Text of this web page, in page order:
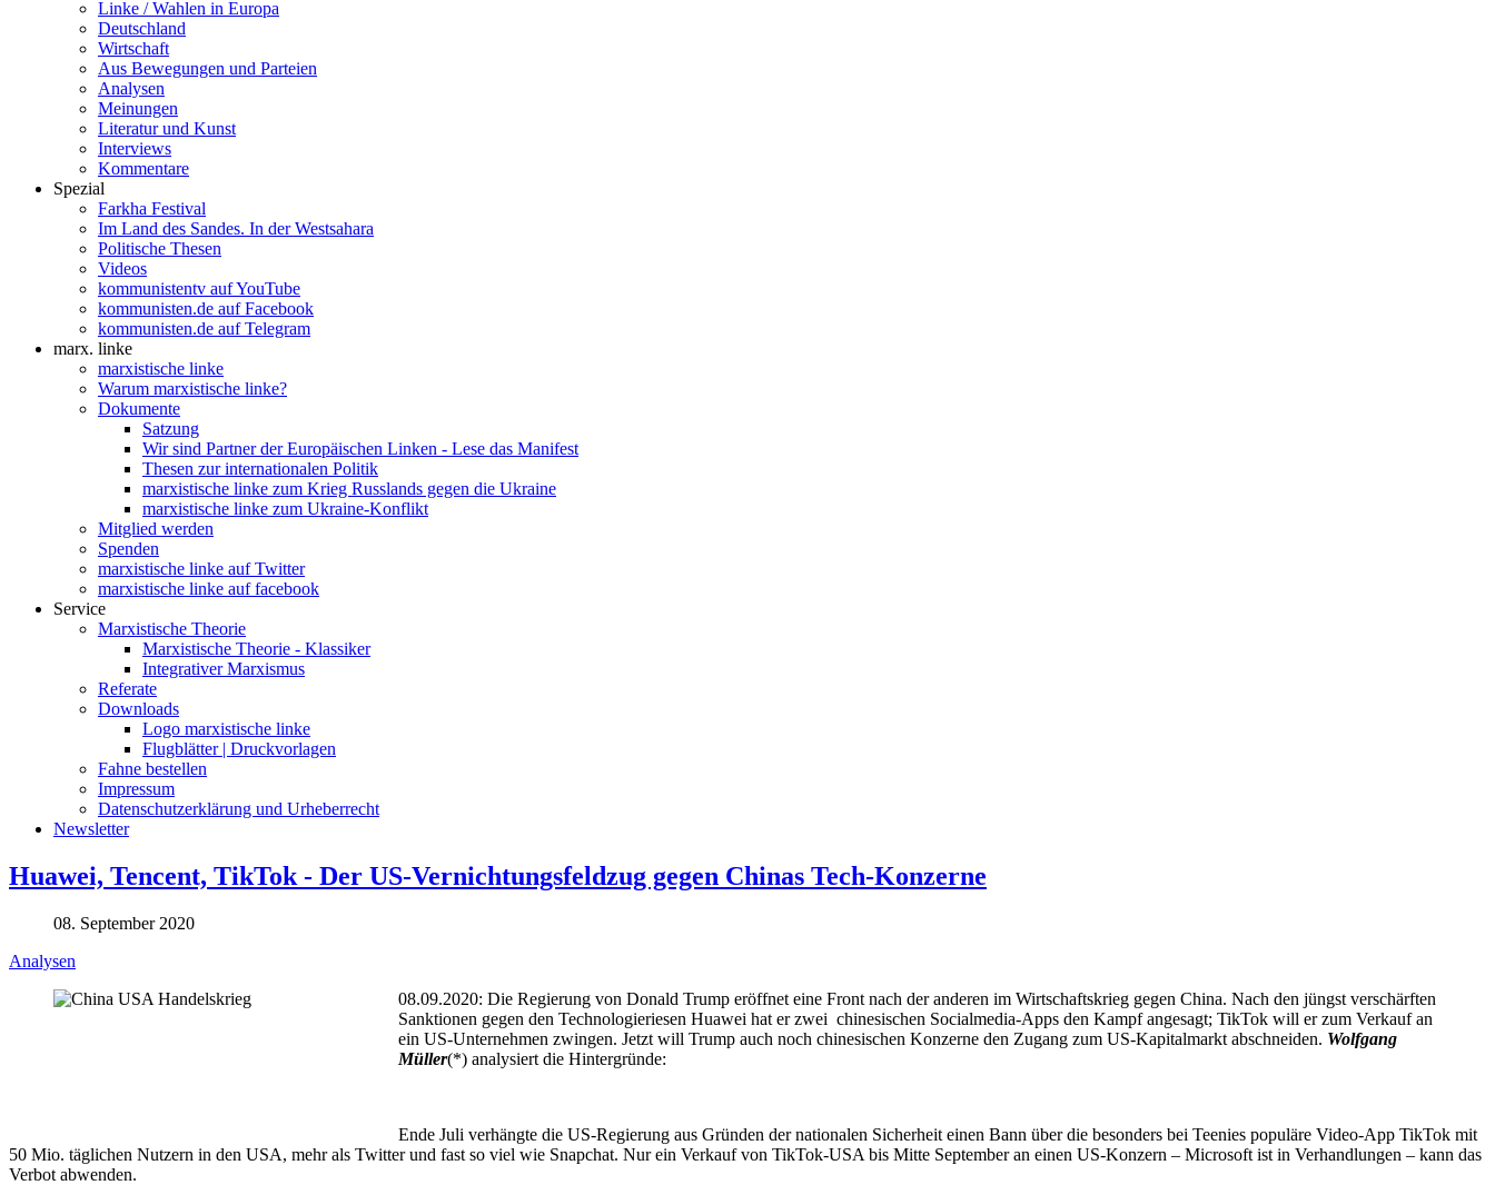
Linke / Wahlen in Europa
Deutschland
Wirtschaft
Aus Bewegungen und Parteien
Analysen
Meinungen
Literatur und Kunst
Interviews
Kommentare
Spezial
Farkha Festival
Im Land des Sandes. In der Westsahara
Politische Thesen
Videos
kommunistentv auf YouTube
kommunisten.de auf Facebook
kommunisten.de auf Telegram
marx. linke
marxistische linke
Warum marxistische linke?
Dokumente
Satzung
Wir sind Partner der Europäischen Linken - Lese das Manifest
Thesen zur internationalen Politik
marxistische linke zum Krieg Russlands gegen die Ukraine
marxistische linke zum Ukraine-Konflikt
Mitglied werden
Spenden
marxistische linke auf Twitter
marxistische linke auf facebook
Service
Marxistische Theorie
Marxistische Theorie - Klassiker
Integrativer Marxismus
Referate
Downloads
Logo marxistische linke
Flugblätter | Druckvorlagen
Fahne bestellen
Impressum
Datenschutzerklärung und Urheberrecht
Newsletter
Huawei, Tencent, TikTok - Der US-Vernichtungsfeldzug gegen Chinas Tech-Konzerne
08. September 2020
Analysen
08.09.2020: Die Regierung von Donald Trump eröffnet eine Front nach der anderen im Wirtschaftskrieg gegen China. Nach den jüngst verschärften
Sanktionen gegen den Technologieriesen Huawei hat er zwei chinesischen Socialmedia-Apps den Kampf angesagt; TikTok will er zum Verkauf an
ein US-Unternehmen zwingen. Jetzt will Trump auch noch chinesischen Konzerne den Zugang zum US-Kapitalmarkt abschneiden. Wolfgang
Müller(*) analysiert die Hintergründe:
Ende Juli verhängte die US-Regierung aus Gründen der nationalen Sicherheit einen Bann über die besonders bei Teenies populäre Video-App TikTok mit
50 Mio. täglichen Nutzern in den USA, mehr als Twitter und fast so viel wie Snapchat. Nur ein Verkauf von TikTok-USA bis Mitte September an einen US-Konzern – Microsoft ist in Verhandlungen – kann das
Verbot abwenden.